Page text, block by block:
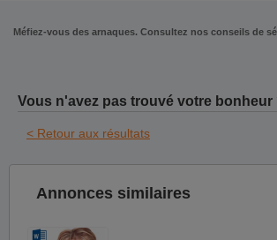
Méfiez-vous des arnaques. Consultez nos conseils de
Vous n'avez pas trouvé votre bonheur
< Retour aux résultats
Annonces similaires